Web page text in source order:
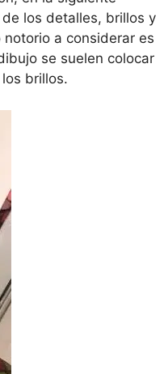
los detalles, brillos y
a considerar es
se suelen colocar
brillos.